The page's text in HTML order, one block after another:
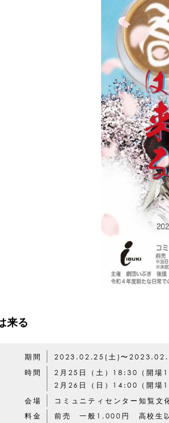
来る
期間
2023.02.25(土)〜
時間
2月25日（土）18:30（開場
2月26日（日）14:00（開場
会場
コミュニティセンター知覧文
料金
前売 一般1,000円 高校生